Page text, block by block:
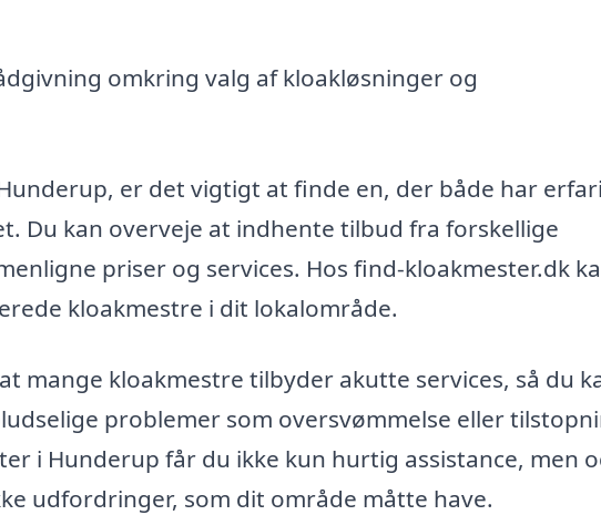
omkring valg af kloakløsninger og
er det vigtigt at finde en, der både har
Du kan overveje at indhente tilbud fra forskellige
priser og services. Hos find-kloakmester.dk
kloakmestre i dit lokalområde.
mange kloakmestre tilbyder akutte services, så du
problemer som oversvømmelse eller
i Hunderup får du ikke kun hurtig assistance, men
udfordringer, som dit område måtte have.